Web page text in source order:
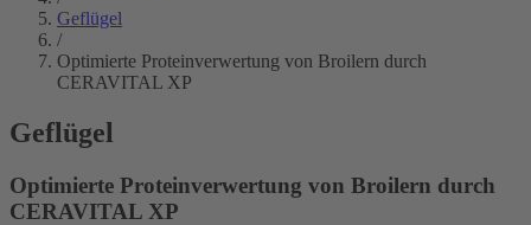
Geflügel
/
Optimierte Proteinverwertung von Broilern durch
CERAVITAL XP
Geflügel
Optimierte Proteinverwertung von Broilern durch
CERAVITAL XP